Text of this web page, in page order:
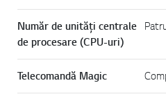
Număr de unități centrale
de procesare (CPU-uri)
Telecomandă Magic